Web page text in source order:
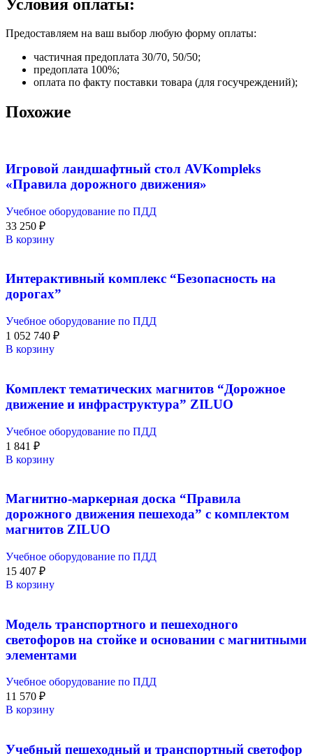
Условия оплаты:
Предоставляем на ваш выбор любую форму оплаты:
частичная предоплата 30/70, 50/50;
предоплата 100%;
оплата по факту поставки товара (для госучреждений);
Похожие
Игровой ландшафтный стол AVKompleks
«Правила дорожного движения»
Учебное оборудование по ПДД
33 250 ₽
В корзину
Интерактивный комплекс “Безопасность на
дорогах”
Учебное оборудование по ПДД
1 052 740 ₽
В корзину
Комплект тематических магнитов “Дорожное
движение и инфраструктура” ZILUO
Учебное оборудование по ПДД
1 841 ₽
В корзину
Магнитно-маркерная доска “Правила
дорожного движения пешехода” с комплектом
магнитов ZILUO
Учебное оборудование по ПДД
15 407 ₽
В корзину
Модель транспортного и пешеходного
светофоров на стойке и основании с магнитными
элементами
Учебное оборудование по ПДД
11 570 ₽
В корзину
Учебный пешеходный и транспортный светофор